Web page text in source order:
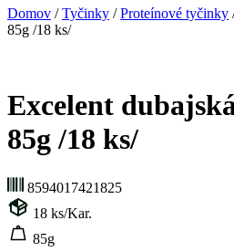
Domov /Tyčinky /Proteínové tyčinky
85g /18 ks/
Excelent
85g /18 ks/
8594017421825
18 ks/Kar.
85g